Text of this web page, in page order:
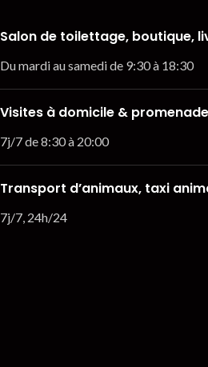
Salon de toilettage, boutique,
Du mardi au samedi de 9:30 à 18:30
Visites à domicile &
7j/7 de 8:30 à 20:00
Transport d’animaux, taxi
7j/7, 24h/24